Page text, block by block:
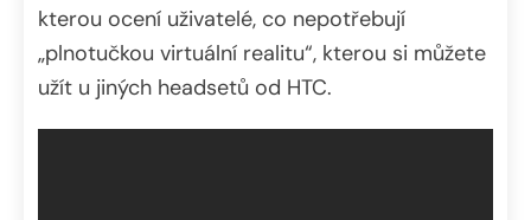
kterou ocení uživatelé, co nepotřebují
„plnotučkou virtuální realitu“, kterou si můžete
užít u jiných headsetů od HTC.